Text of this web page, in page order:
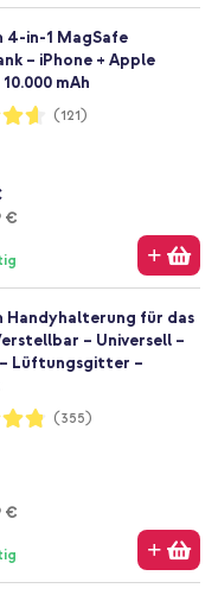
4-in-1 MagSafe
– iPhone + Apple
mAh
(121)
€
Handyhalterung für das
– Universell –
Lüftungsgitter –
(355)
€